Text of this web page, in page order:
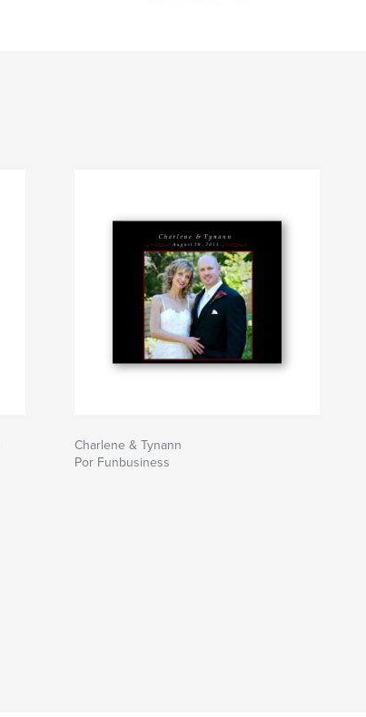
Charlene & Tynann
Por Funbusiness